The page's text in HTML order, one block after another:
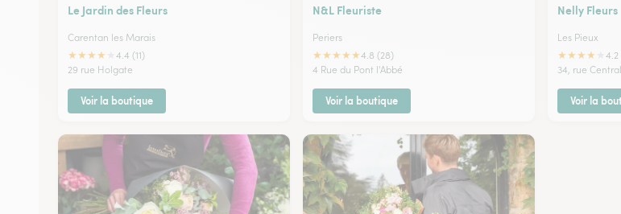
Le Jardin des Fleurs
Carentan les Marais
★★★★
4.4 (11)
29 rue Holgate
Voir la boutique
N&L Fleuriste
Periers
★★★★★4.8 (28)
4 Rue du Pont l'Abbé
Voir la boutique
Nelly Fleurs
Les Pieux
★★★★
4.2
34, rue
Voir la